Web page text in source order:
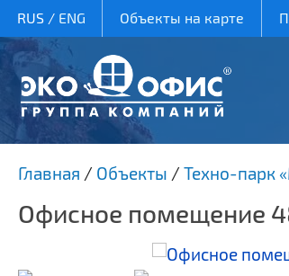
RUS/ ENG Объекты на карте
Главная / Объекты / Техно-парк
Офисное помещение